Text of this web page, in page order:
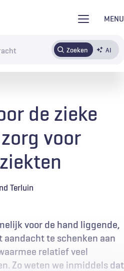
MENU
Zoeken AI
Inloggen
de zieke
voor
Terluin
voor de hand liggende,
aandacht te schenken aan
relatief veel
Zo weten we inmiddels dat